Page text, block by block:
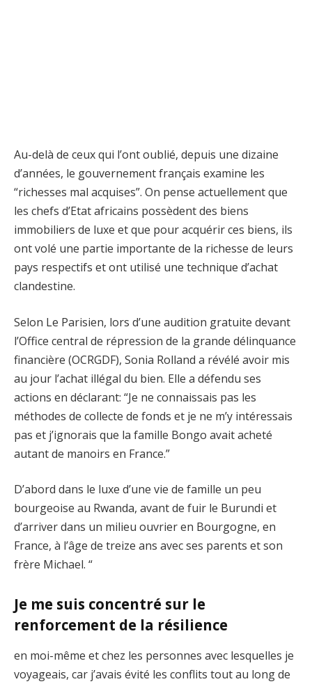
Au-delà de ceux qui l’ont oublié, depuis une dizaine
d’années, le gouvernement français examine les
“richesses mal acquises”. On pense actuellement que
les chefs d’Etat africains possèdent des biens
immobiliers de luxe et que pour acquérir ces biens, ils
ont volé une partie importante de la richesse de leurs
pays respectifs et ont utilisé une technique d’achat
clandestine.
Selon Le Parisien, lors d’une audition gratuite devant
l’Office central de répression de la grande délinquance
financière (OCRGDF), Sonia Rolland a révélé avoir mis
au jour l’achat illégal du bien. Elle a défendu ses
actions en déclarant: “Je ne connaissais pas les
méthodes de collecte de fonds et je ne m’y intéressais
pas et j’ignorais que la famille Bongo avait acheté
autant de manoirs en France.”
D’abord dans le luxe d’une vie de famille un peu
bourgeoise au Rwanda, avant de fuir le Burundi et
d’arriver dans un milieu ouvrier en Bourgogne, en
France, à l’âge de treize ans avec ses parents et son
frère Michael. “
Je me suis concentré sur le
renforcement de la résilience
en moi-même et chez les personnes avec lesquelles je
voyageais, car j’avais évité les conflits tout au long de